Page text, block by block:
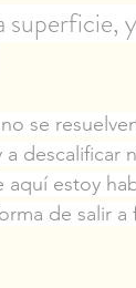
superficie,
se
descalificar
estoy
de salir a